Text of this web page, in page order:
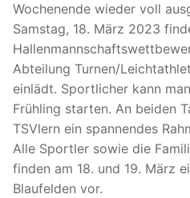
Wochenende wieder voll
Samstag, 18. März 2023
Abteilung Turnen/
einlädt. Sportlicher kann
Frühling starten. An beiden
TSVlern ein spannendes
Alle Sportler sowie die
finden am 18. und 19. März
Blaufelden vor.